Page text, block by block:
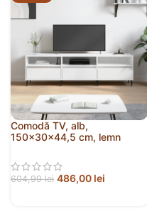
Comodă TV, alb,
150x30x44,5 cm, lemn
604,99lei 486,00 lei